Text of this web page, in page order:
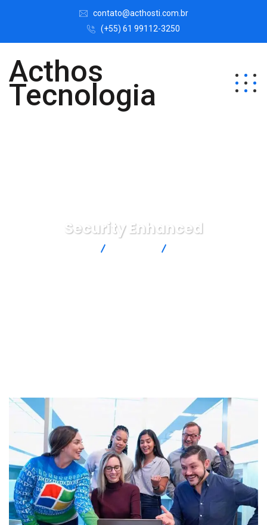
contato@acthosti.com.br
(+55) 61 99112-3250
Acthos
Tecnologia
Security Enhanced